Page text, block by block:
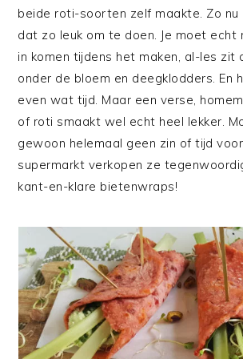
beide roti-soorten zelf maakte. Zo nu
dat zo leuk om te doen. Je moet echt
in komen tijdens het maken, al-les zit
onder de bloem en deegklodders. En
even wat tijd. Maar een verse,
of roti smaakt wel echt heel lekker.
gewoon helemaal geen zin of tijd
supermarkt verkopen ze
kant-en-klare bietenwraps!